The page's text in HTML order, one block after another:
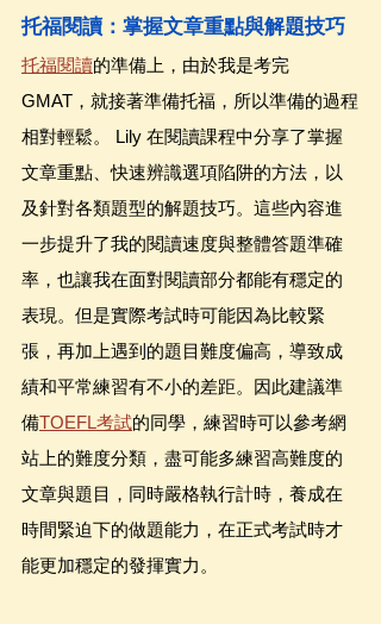
托福閱讀：掌握文章重點與解題技巧
托福閱讀的準備上，由於我是考完
GMAT，就接著準備托福，所以準備的過程
相對輕鬆。 Lily 在閱讀課程中分享了掌握
文章重點、快速辨識選項陷阱的方法，以
及針對各類題型的解題技巧。這些內容進
一步提升了我的閱讀速度與整體答題準確
率，也讓我在面對閱讀部分都能有穩定的
表現。但是實際考試時可能因為比較緊
張，再加上遇到的題目難度偏高，導致成
績和平常練習有不小的差距。因此建議準
備TOEFL考試的同學，練習時可以參考網
站上的難度分類，盡可能多練習高難度的
文章與題目，同時嚴格執行計時，養成在
時間緊迫下的做題能力，在正式考試時才
能更加穩定的發揮實力。